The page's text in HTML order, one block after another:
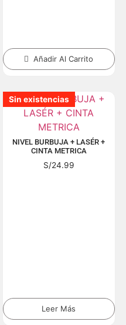
Añadir Al Carrito
Sin existencias
Sin existencias
Sin existencias
Sin existencias
Sin existencias
Sin existencias
NIVEL BURBUJA + LASÉR +
CINTA METRICA
S/24.99
Leer Más